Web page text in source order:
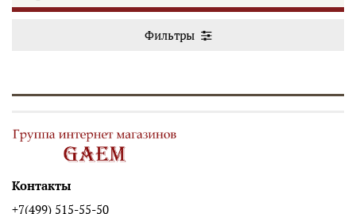
Фильтры
Контакты
+7(499) 515-55-50